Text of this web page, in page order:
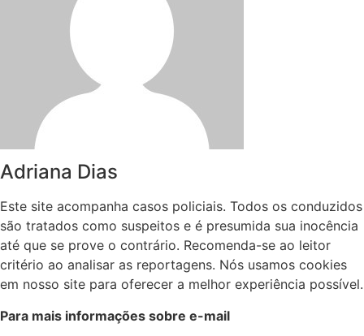
Adriana Dias
Este site acompanha casos policiais. Todos os conduzidos
são tratados como suspeitos e é presumida sua inocência
até que se prove o contrário. Recomenda-se ao leitor
critério ao analisar as reportagens. Nós usamos cookies
em nosso site para oferecer a melhor experiência possível.
Para mais informações sobre e-mail